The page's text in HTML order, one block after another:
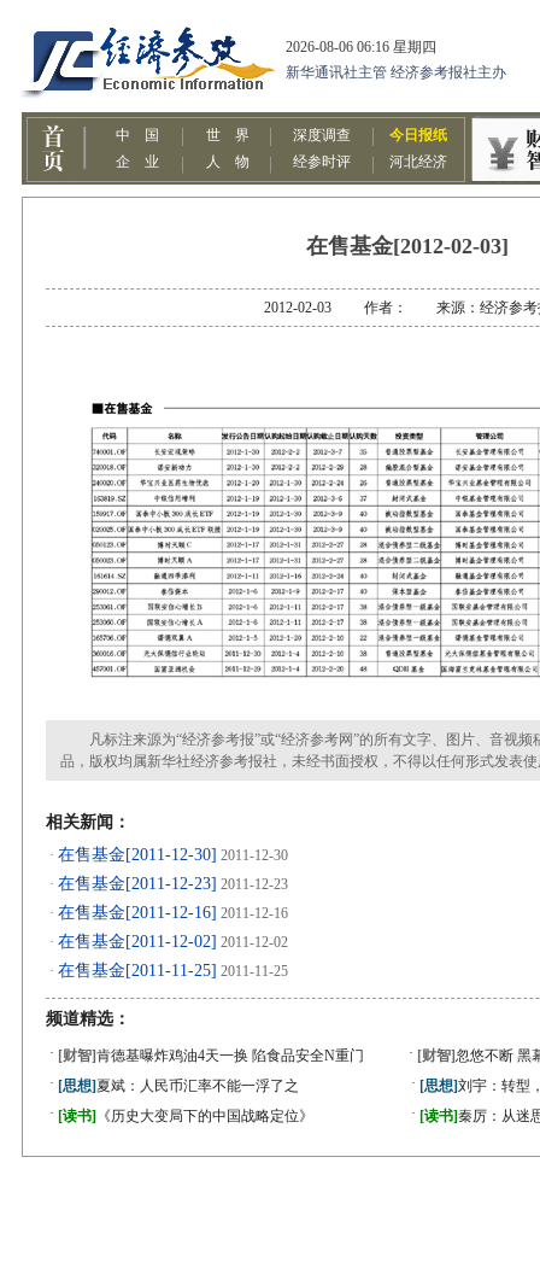
在售基金[2012-02-03]
2012-02-03 作者： 来源：经济参考
凡标注来源为“经济参考报”或“经济参考网”的所有文字、图片、音视频
品，版权均属新华社经济参考报社，未经书面授权，不得以任何形式发表
相关新闻：
· 在售基金[2011-12-30] 2011-12-30
· 在售基金[2011-12-23] 2011-12-23
· 在售基金[2011-12-16] 2011-12-16
· 在售基金[2011-12-02] 2011-12-02
· 在售基金[2011-11-25] 2011-11-25
频道精选：
· [财智]肯德基曝炸鸡油4天一换 陷食品安全N重门 · [财智]忽悠不断 黑
· [思想]夏斌：人民币汇率不能一浮了之 · [思想]刘宇：转型
· [读书] 《历史大变局下的中国战略定位》 · [读书]秦厉：从迷